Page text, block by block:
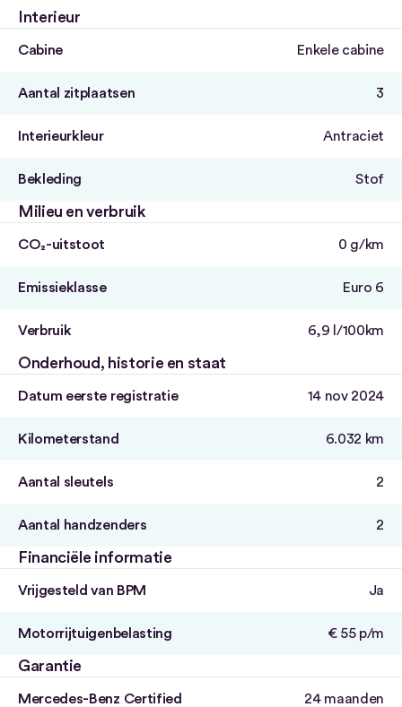
Interieur
Cabine Enkele cabine
Aantal zitplaatsen 3
Interieurkleur Antraciet
Bekleding Stof
Milieu en verbruik
CO₂-uitstoot 0 g/km
Emissieklasse Euro 6
Verbruik 6,9 l/100km
Onderhoud, historie en staat
Datum eerste registratie 14 nov 2024
Kilometerstand 6.032 km
Aantal sleutels 2
Aantal handzenders 2
Financiële informatie
Vrijgesteld van BPM Ja
Motorrijtuigenbelasting € 55 p/m
Garantie
Mercedes-Benz Certified 24 maanden